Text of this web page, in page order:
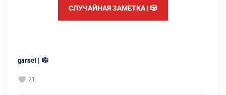
СЛУЧАЙНАЯ ЗАМЕТКА | 🎲
garnet | 🎼
21